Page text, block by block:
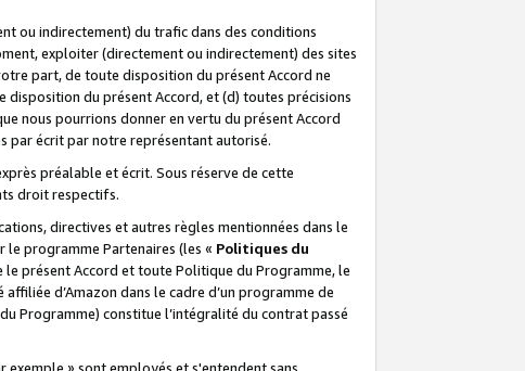
ou indirectement) du trafic dans des conditions
exploiter (directement ou indirectement) des sites
part, de toute disposition du présent Accord ne
du présent Accord, et (d) toutes précisions
nous pourrions donner en vertu du présent Accord
par écrit par notre représentant autorisé.
préalable et écrit. Sous réserve de cette
droit respectifs.
directives et autres règles mentionnées dans le
programme Partenaires (les « Politiques du
présent Accord et toute Politique du Programme, le
d’Amazon dans le cadre d’un programme de
Programme) constitue l’intégralité du contrat passé